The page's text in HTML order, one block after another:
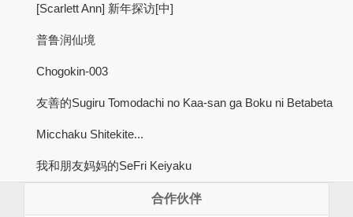
[Scarlett Ann] 新年探访[中]
普鲁润仙境
Chogokin-003
友善的Sugiru Tomodachi no Kaa-san ga Boku ni Betabeta
Micchaku Shitekite...
我和朋友妈妈的SeFri Keiyaku
合作伙伴